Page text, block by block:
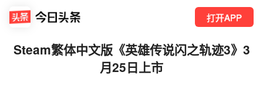
打开APP
Steam繁体中文版《英雄传说闪之轨迹3》3
月25日上市